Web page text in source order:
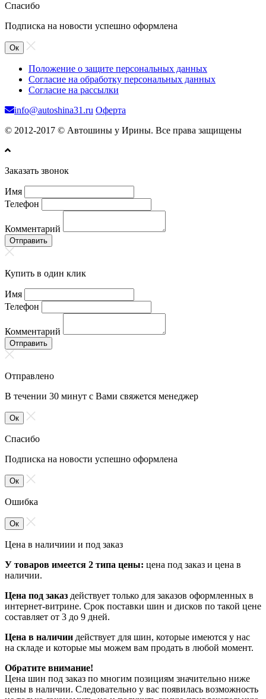
Спасибо
Подписка на новости успешно оформлена
Ок
Положение о защите персональных данных
Согласие на обработку персональных данных
Согласие на рассылки
info@autoshina31.ru Оферта
© 2012-2017 © Автошины у Ирины. Все права защищены
Заказать звонок
Имя
Телефон
Комментарий
Отправить
Купить в один клик
Имя
Телефон
Комментарий
Отправить
Отправлено
В течении 30 минут с Вами свяжется менеджер
Ок
Спасибо
Подписка на новости успешно оформлена
Ок
Ошибка
Ок
Цена в наличиии и под заказ
У товаров имеется 2 типа цены: цена под заказ и цена в
наличии.
Цена под заказ действует только для заказов оформленных в
интернет-витрине. Срок поставки шин и дисков по такой цене
составляет от 3 до 9 дней.
Цена в наличии действует для шин, которые имеются у нас
на складе и которые мы можем вам продать в любой момент.
Обратите внимание!
Цена шин под заказ по многим позициям значительно ниже
цены в наличии. Следовательно у вас появилась возможность